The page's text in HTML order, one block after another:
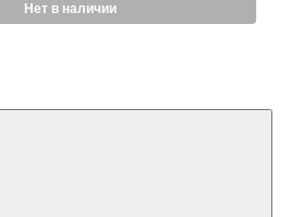
Нет в наличии